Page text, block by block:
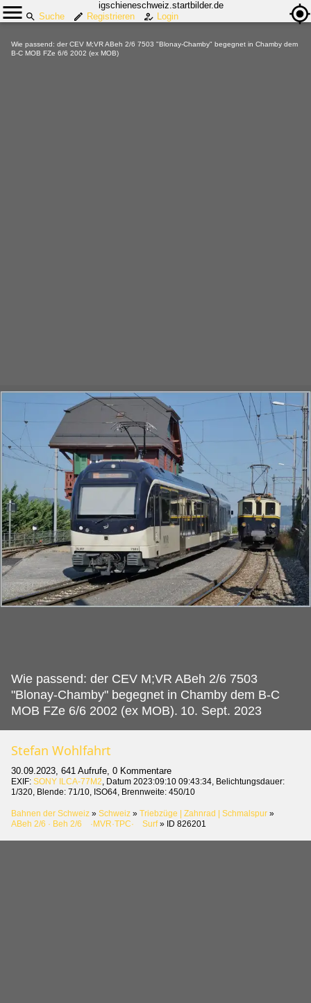
igschieneschweiz.startbilder.de
Suche
Registrieren Login
Wie passend: der CEV M;VR ABeh 2/6 7503 "Blonay-Chamby" begegnet in Chamby dem
B-C MOB FZe 6/6 2002 (ex MOB)
Wie passend: der CEV M;VR ABeh 2/6 7503
"Blonay-Chamby" begegnet in Chamby dem B-C
MOB FZe 6/6 2002 (ex MOB). 10. Sept. 2023
Stefan Wohlfahrt
30.09.2023, 641 Aufrufe, 0 Kommentare
EXIF: SONY ILCA-77M2, Datum 2023:09:10 09:43:34, Belichtungsdauer:
1/320, Blende: 71/10, ISO64, Brennweite: 450/10
Bahnen der Schweiz » Schweiz » Triebzüge | Zahnrad | Schmalspur »
ABeh 2/6 · Beh 2/6 ·MVR·TPC· Surf» ID 826201